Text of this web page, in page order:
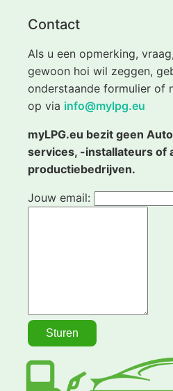
Contact
Als u een opmerking,
gewoon hoi wil zeggen,
onderstaande formulier of
op via info@mylpg.eu
myLPG.eu bezit geen
services, -installateurs of
productiebedrijven.
Jouw email: